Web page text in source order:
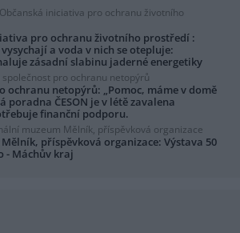
iniciativa pro ochranu životního
pro ochranu životního prostředí :
vysychají a voda v nich se otepluje:
zásadní slabinu jaderné energetiky
společnost pro ochranu netopýrů
ochranu netopýrů: „Pomoc, máme v domě
poradna ČESON je v létě zavalena
finanční podporu.
muzeum Mělník, příspěvková organizace
příspěvková organizace: Výstava 50
- Máchův kraj